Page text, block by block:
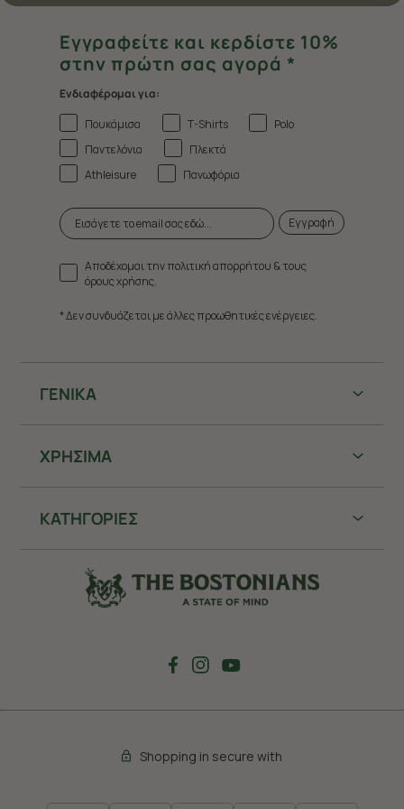
ΓΕΝΙΚΑ
ΧΡHΣΙΜΑ
ΚΑΤΗΓΟΡΙΕΣ
Εγγραφείτε και κερδίστε 10%
στην πρώτη σας αγορά *
Ενδιαφέρομαι για:
Πουκάμισα
T-Shirts
Polo
Παντελόνια
Πλεκτά
Athleisure
Πανωφόρια
Εγγραφή
Αποδέχομαι την πολιτική απορρήτου & τους
όρους χρήσης.
* Δεν συνδυάζεται με άλλες προωθητικές ενέργειες.
Shopping in secure with